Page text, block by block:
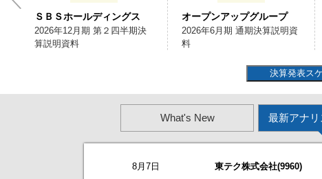
ＳＢＳホールディングス
2026年12月期 第２四半期決
算説明資料
オープンアップグループ
2026年6月期 通期決算説明資
料
決算発表ス
What's New 最新アナリ
2026/08/07 NEW
8月7日 東テク株式会社(9960)
お知らせ